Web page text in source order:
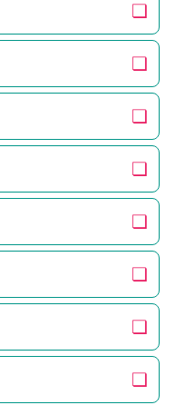
❏
❏
❏
❏
❏
❏
❏
❏